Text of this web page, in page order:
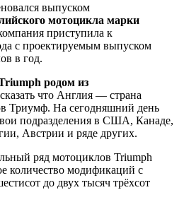
выпуском
мотоцикла марки
приступила к
с проектируемым выпуском
в год.
родом из
что Англия — страна
Триумф. На сегодняшний день
подразделения в США, Канаде,
Австрии и ряде других.
ряд мотоциклов Triumph
количество модификаций с
до двух тысяч трёхсот